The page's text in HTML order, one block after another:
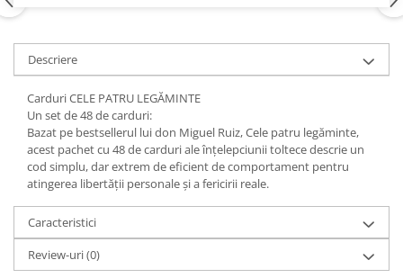
Îngeri
Vindecare spirituală
Viaţa de după moarte
Cristale
Supă de pui pentru suflet
Yoga
Oracol
Spiritualitate şi ştiinţă
Fără categorie
Cunoaștere
Descriere
Carduri CELE PATRU LEGĂMINTE
Un set de 48 de carduri:
Bazat pe bestsellerul lui don Miguel Ruiz, Cele patru legăminte,
acest pachet cu 48 de carduri ale înţelepciunii toltece descrie un
cod simplu, dar extrem de eficient de comportament pentru
atingerea libertăţii personale şi a fericirii reale.
Caracteristici
Review-uri(0)